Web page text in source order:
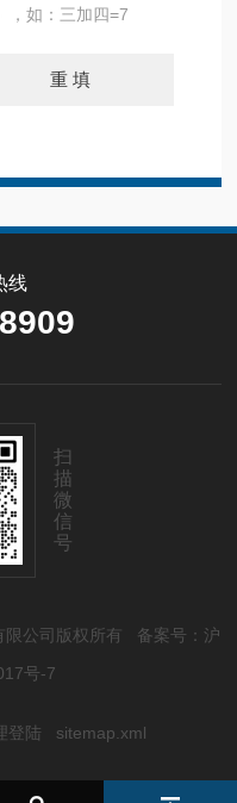
，如：三加四=7
线
扫
描
微
信
号
限公司版权所有 备案号：沪
号-7
登陆 sitemap.xml